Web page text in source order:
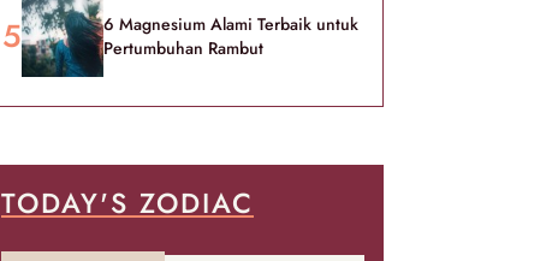
6 Magnesium Alami Terbaik untuk
Pertumbuhan Rambut
TODAY'S ZODIAC